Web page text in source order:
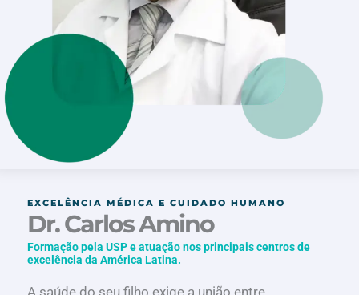
EXCELÊNCIA MÉDICA E CUIDADO HUMANO
Dr. Carlos Amino
Formação pela USP e atuação nos principais centros de
excelência da América Latina.
A saúde do seu filho exige a união entre